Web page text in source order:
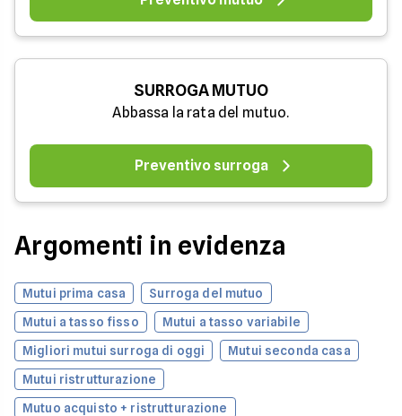
SURROGA MUTUO
Abbassa la rata del mutuo.
Preventivo surroga
Argomenti in evidenza
Mutui prima casa
Surroga del mutuo
Mutui a tasso fisso
Mutui a tasso variabile
Migliori mutui surroga di oggi
Mutui seconda casa
Mutui ristrutturazione
Mutuo acquisto + ristrutturazione